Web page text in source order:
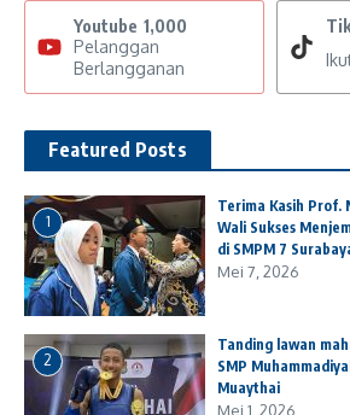
Youtube 1,000
Pelanggan
Berlangganan
Featured Posts
1
Terima Kasih Prof.
Wali Sukses
di SMPM 7
Mei 7, 2026
2
Tanding lawan
SMP
Muaythai
Mei 1, 2026